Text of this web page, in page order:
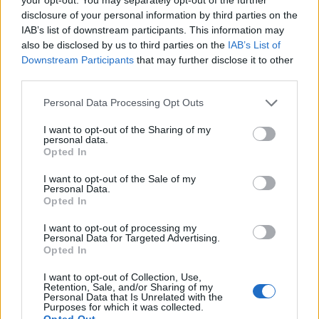
disclosure of your personal information by third parties on the
IAB’s list of downstream participants. This information may
also be disclosed by us to third parties on the IAB’s List of
Downstream Participants that may further disclose it to other
Personal Data Processing Opt Outs
I want to opt-out of the Sharing of my
personal data.
Opted In
I want to opt-out of the Sale of my
Personal Data.
Opted In
I want to opt-out of processing my
Personal Data for Targeted Advertising.
Opted In
I want to opt-out of Collection, Use,
Retention, Sale, and/or Sharing of my
Personal Data that Is Unrelated with the
Purposes for which it was collected.
Comentari:
Deseu el meu nom, el correu electrònic i el lloc web en
aquest navegador per a la propera vegada que comenti.